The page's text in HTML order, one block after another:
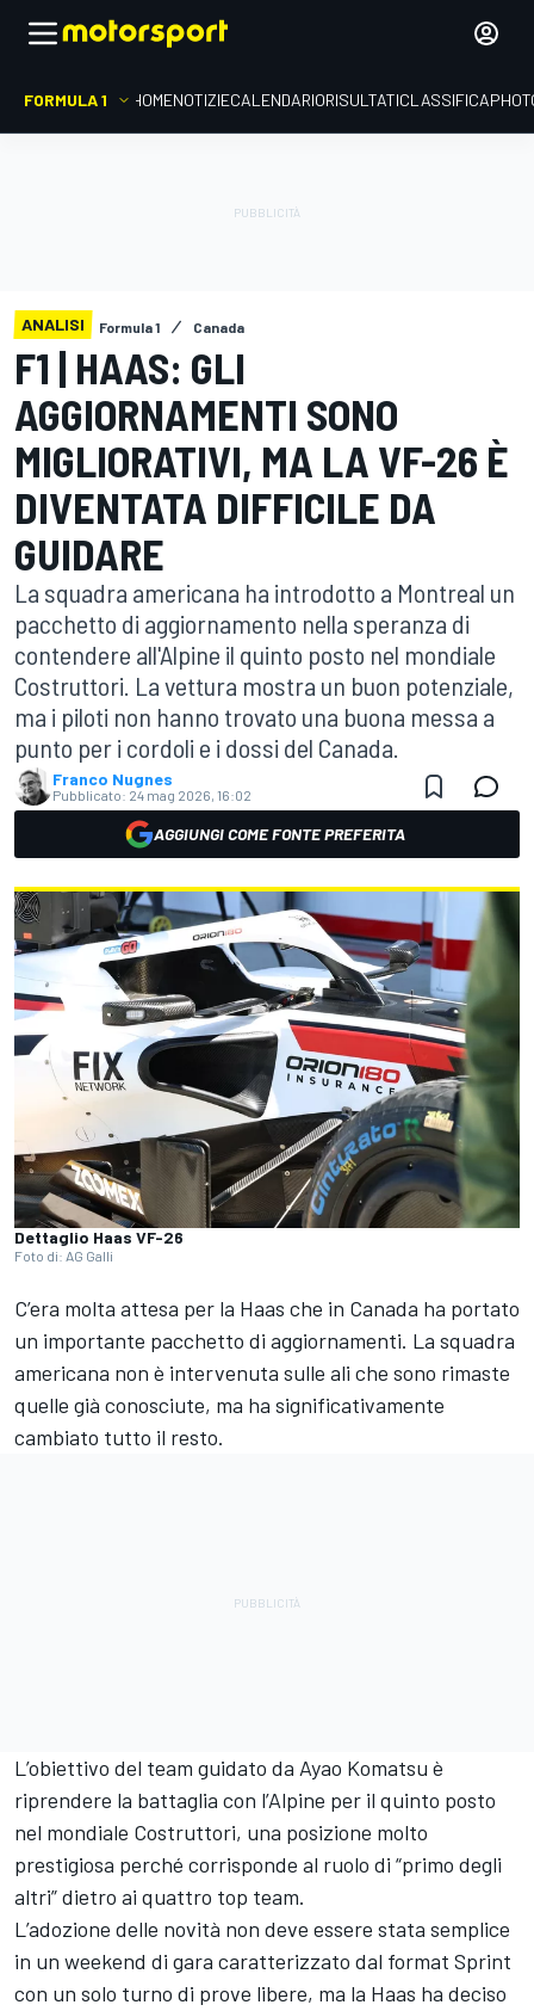
FORMULA 1 HOMENOTIZIECALENDARIORISULTATICLASSIFICA
ANALISI Formula 1 Canada
F1 | HAAS: GLI
AGGIORNAMENTI SONO
MIGLIORATIVI, MA LA VF-26 È
DIVENTATA DIFFICILE DA
GUIDARE
La squadra americana ha introdotto a Montreal un
pacchetto di aggiornamento nella speranza di
contendere all'Alpine il quinto posto nel mondiale
Costruttori. La vettura mostra un buon potenziale,
ma i piloti non hanno trovato una buona messa a
punto per i cordoli e i dossi del Canada.
Franco Nugnes
Pubblicato: 24 mag 2026, 16:02
AGGIUNGI COME FONTE PREFERITA
Dettaglio Haas VF-26
Foto di: AG Galli
C’era molta attesa per la Haas che in Canada ha portato
un importante pacchetto di aggiornamenti. La squadra
americana non è intervenuta sulle ali che sono rimaste
quelle già conosciute, ma ha significativamente
cambiato tutto il resto.
L’obiettivo del team guidato da Ayao Komatsu è
riprendere la battaglia con l’Alpine per il quinto posto
nel mondiale Costruttori, una posizione molto
prestigiosa perché corrisponde al ruolo di “primo degli
altri” dietro ai quattro top team.
L’adozione delle novità non deve essere stata semplice
in un weekend di gara caratterizzato dal format Sprint
con un solo turno di prove libere, ma la Haas ha deciso